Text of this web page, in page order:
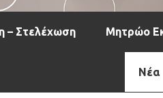
– Στελέχωση Μητρώο
Νέα